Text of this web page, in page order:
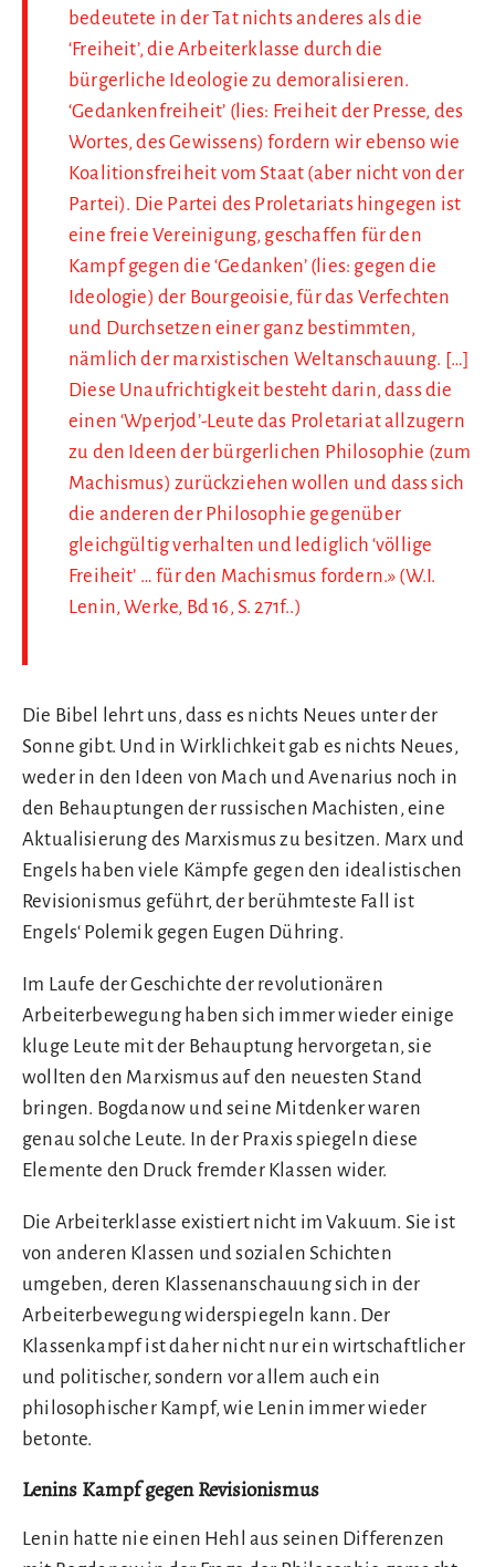
bedeutete in der Tat nichts anderes als die
‘Freiheit’, die Arbeiterklasse durch die
bürgerliche Ideologie zu demoralisieren.
‘Gedankenfreiheit’ (lies: Freiheit der Presse, des
Wortes, des Gewissens) fordern wir ebenso wie
Koalitionsfreiheit vom Staat (aber nicht von der
Partei). Die Partei des Proletariats hingegen ist
eine freie Vereinigung, geschaffen für den
Kampf gegen die ‘Gedanken’ (lies: gegen die
Ideologie) der Bourgeoisie, für das Verfechten
und Durchsetzen einer ganz bestimmten,
nämlich der marxistischen Weltanschauung. […]
Diese Unaufrichtigkeit besteht darin, dass die
einen ‘Wperjod’-Leute das Proletariat allzugern
zu den Ideen der bürgerlichen Philosophie (zum
Machismus) zurückziehen wollen und dass sich
die anderen der Philosophie gegenüber
gleichgültig verhalten und lediglich ‘völlige
Freiheit’ … für den Machismus fordern.» (W.I.
Lenin, Werke, Bd 16, S. 271f..)
Die Bibel lehrt uns, dass es nichts Neues unter der
Sonne gibt. Und in Wirklichkeit gab es nichts Neues,
weder in den Ideen von Mach und Avenarius noch in
den Behauptungen der russischen Machisten, eine
Aktualisierung des Marxismus zu besitzen. Marx und
Engels haben viele Kämpfe gegen den idealistischen
Revisionismus geführt, der berühmteste Fall ist
Engels‘ Polemik gegen Eugen Dühring.
Im Laufe der Geschichte der revolutionären
Arbeiterbewegung haben sich immer wieder einige
kluge Leute mit der Behauptung hervorgetan, sie
wollten den Marxismus auf den neuesten Stand
bringen. Bogdanow und seine Mitdenker waren
genau solche Leute. In der Praxis spiegeln diese
Elemente den Druck fremder Klassen wider.
Die Arbeiterklasse existiert nicht im Vakuum. Sie ist
von anderen Klassen und sozialen Schichten
umgeben, deren Klassenanschauung sich in der
Arbeiterbewegung widerspiegeln kann. Der
Klassenkampf ist daher nicht nur ein wirtschaftlicher
und politischer, sondern vor allem auch ein
philosophischer Kampf, wie Lenin immer wieder
betonte.
Lenins Kampf gegen Revisionismus
Lenin hatte nie einen Hehl aus seinen Differenzen